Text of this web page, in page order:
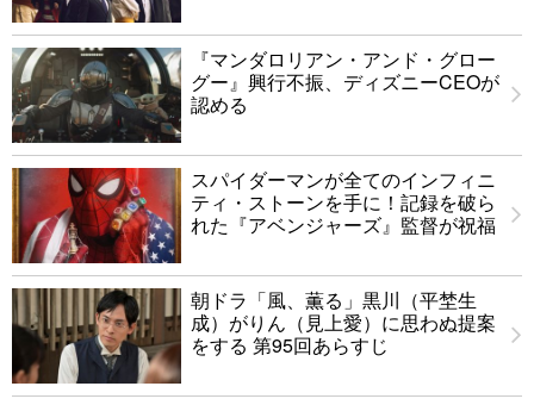
『マンダロリアン・アンド・グロー
グー』興行不振、ディズニーCEOが
認める
スパイダーマンが全てのインフィニ
ティ・ストーンを手に！記録を破ら
れた『アベンジャーズ』監督が祝福
朝ドラ「風、薫る」黒川（平埜生
成）がりん（見上愛）に思わぬ提案
をする 第95回あらすじ